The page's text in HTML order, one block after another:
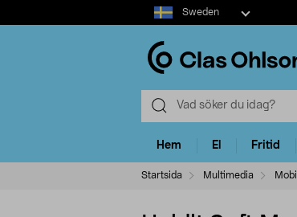
Select
market
Sweden
Hem El Fritid
Startsida Multimedia